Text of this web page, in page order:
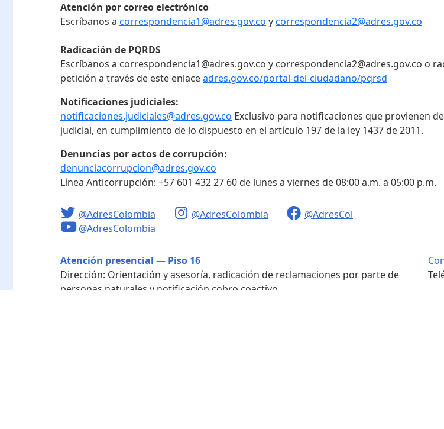
Atención por correo electrónico
Escríbanos a correspondencia1@adres.gov.co ycorrespondencia2@adres.gov.co
Radicación de PQRDS
Escríbanos a correspondencia1@adres.gov.co y correspondencia2@adres.gov.co o
petición a través de este enlaceadres.gov.co/portal-del-ciudadano/pqrsd
Notificaciones judiciales:
notificaciones.judiciales@adres.gov.co Exclusivo para notificaciones que provienen
judicial, en cumplimiento de lo dispuesto en el artículo 197 de la ley 1437 de 2011.
Denuncias por actos de corrupción:
denunciacorrupcion@adres.gov.co
Línea Anticorrupción: +57 601 432 27 60 de lunes a viernes de 08:00 a.m. a 05:00 p.m.
@AdresColombia @AdresColombia
@AdresCol
@AdresColombia
Atención presencial — Piso 16
Dirección: Orientación y asesoría, radicación de reclamaciones por parte de
personas naturales y notificación cobro coactivo.